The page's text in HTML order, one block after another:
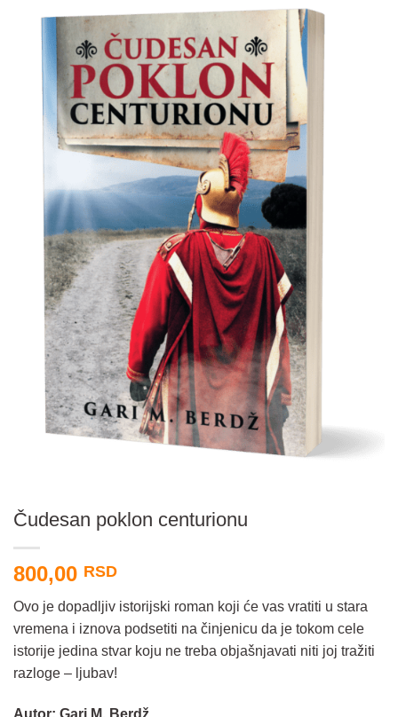
Čudesan poklon centurionu
800,00 RSD
Ovo je dopadljiv istorijski roman koji će vas vratiti u stara
vremena i iznova podsetiti na činjenicu da je tokom cele
istorije jedina stvar koju ne treba objašnjavati niti joj tražiti
razloge – ljubav!
Autor: Gari M. Berdž